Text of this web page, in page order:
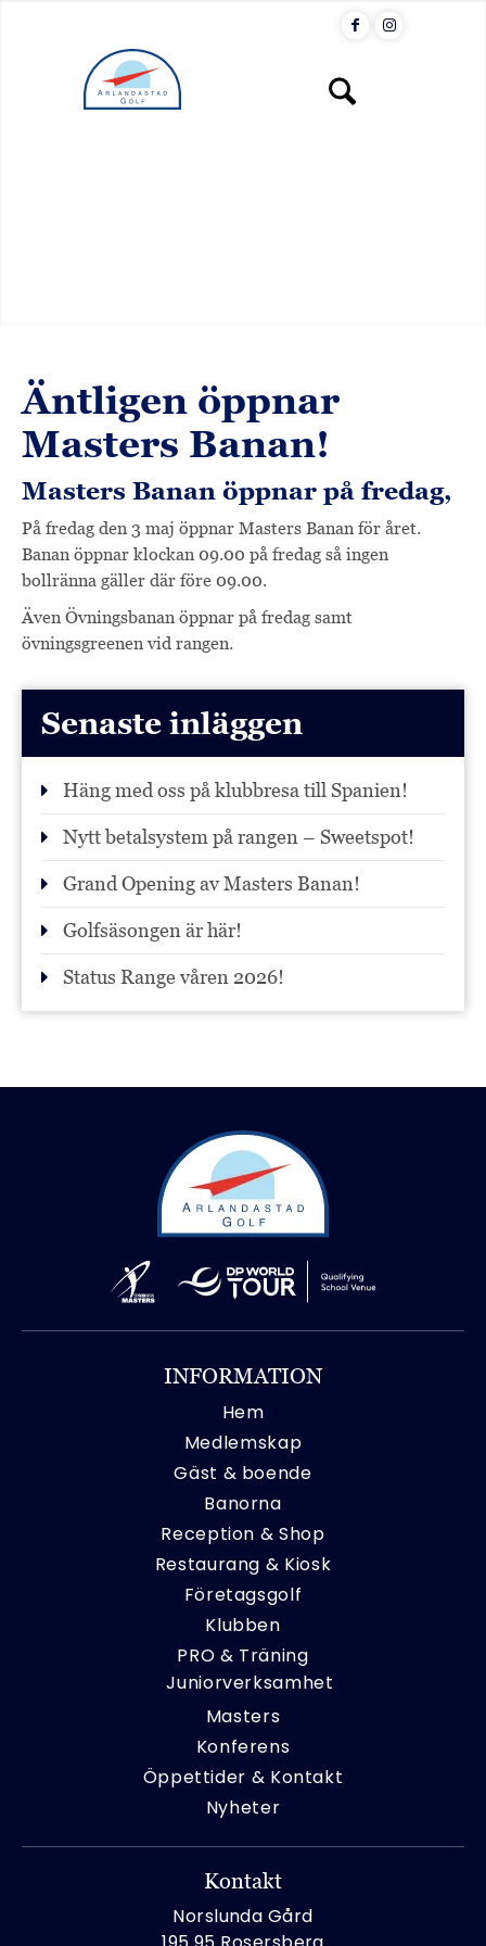
Äntligen öppnar
Masters Banan!
Masters Banan öppnar på fredag,
På fredag den 3 maj öppnar Masters Banan för året.
Banan öppnar klockan 09.00 på fredag så ingen
bollränna gäller där före 09.00.
Även Övningsbanan öppnar på fredag samt
övningsgreenen vid rangen.
Senaste inläggen
Häng med oss på klubbresa till Spanien!
Nytt betalsystem på rangen – Sweetspot!
Grand Opening av Masters Banan!
Golfsäsongen är här!
Status Range våren 2026!
INFORMATION
Hem
Medlemskap
Gäst & boende
Banorna
Reception & Shop
Restaurang & Kiosk
Företagsgolf
Klubben
PRO & Träning
Juniorverksamhet
Masters
Konferens
Öppettider & Kontakt
Nyheter
Kontakt
Norslunda Gård